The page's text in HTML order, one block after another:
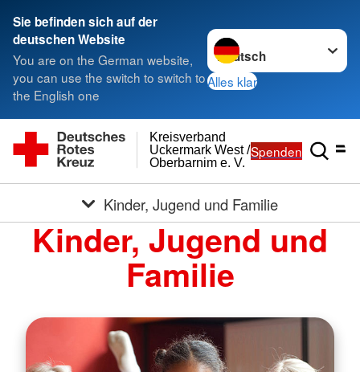
Sie befinden sich auf der
deutschen Website
You are on the German website,
you can use the switch to switch to
the English one
Sprache wechseln zu
Alles klar
Oberbarnim e. V.
Uckermark West /
Kreisverband
Spenden
Kinder, Jugend und Familie
Kinder, Jugend und
Familie